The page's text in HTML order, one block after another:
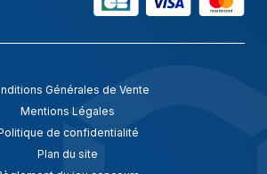
Générales de Vente
Mentions Légales
de confidentialité
Plan du site